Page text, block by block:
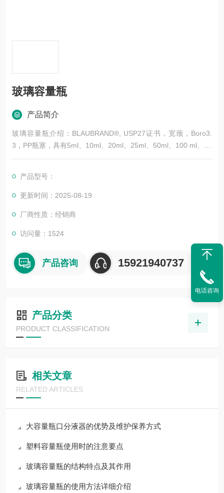
玻璃容量瓶
产品简介
玻璃容量瓶介绍：BLAUBRAND®, USP27证书，宽颈，Boro3.
3，PP瓶塞，具有5ml、10ml、20ml、25ml、50ml、100 ml、20
0ml、250ml、500ml、1000ml、2000ml等11种规格。
产品型号：
更新时间：2025-08-19
厂商性质：经销商
访问量：1524
产品咨询 15921940737
产品分类
PRODUCT CLASSIFICATION
相关文章
RELATED ARTICLES
大容量瓶口分液器的优势及维护保养方式
塑料容量瓶使用时的注意要点
玻璃容量瓶的结构特点及其作用
玻璃容量瓶的使用方法详细介绍
电话咨询